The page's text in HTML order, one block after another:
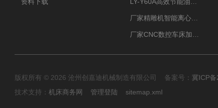
版权所有 © 2026 沧州创嘉迪机械制造有限公司 备案号： 冀ICP
技术支持： 机床商务网 管理登陆 sitemap.xml